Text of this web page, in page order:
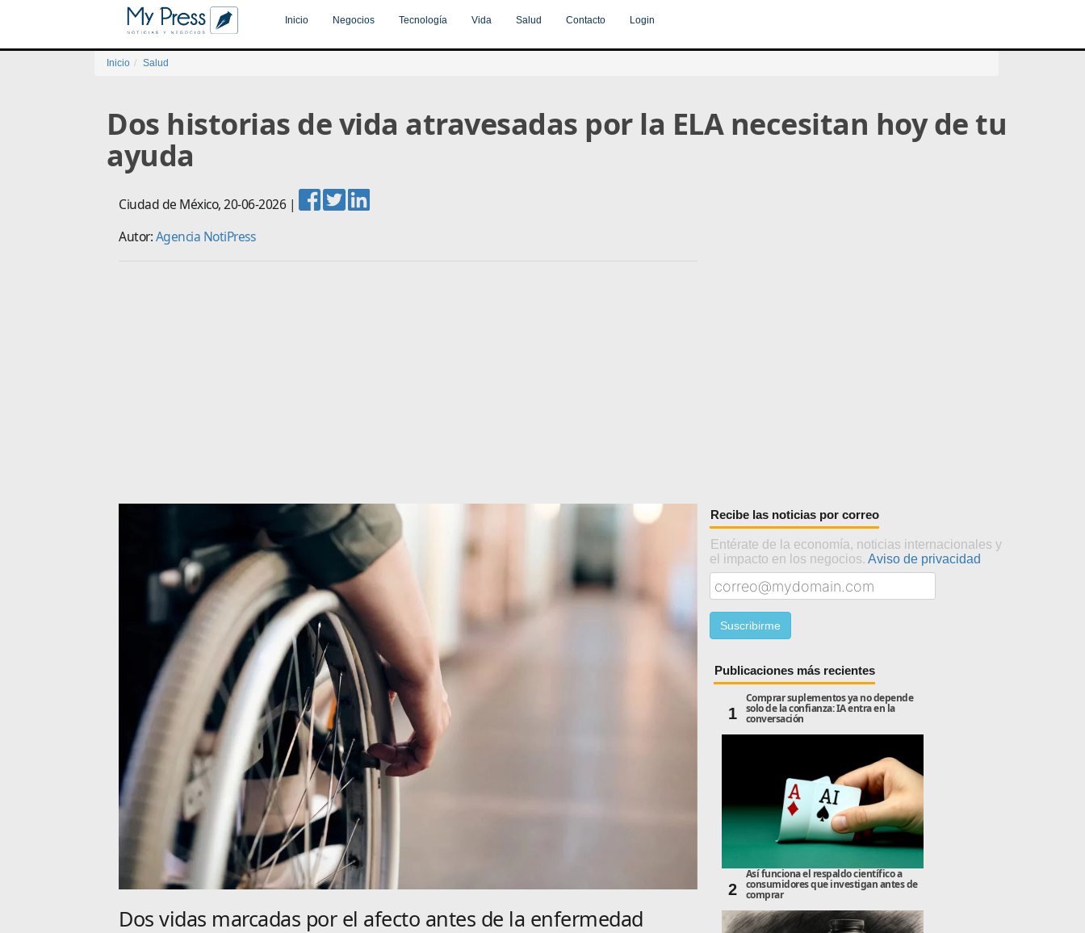
Inicio Negocios Tecnología Vida Salud Contacto Login
Inicio Salud
Dos historias de vida atravesadas por la ELA necesitan hoy de tu
ayuda
Ciudad de México,20-06-2026|
Autor:Agencia NotiPress
Dos vidas marcadas por el afecto antes de la enfermedad
Recibe las noticias por correo
Entérate de la economía, noticias internacionales y
el impacto en los negocios. Aviso de privacidad
Publicaciones más recientes
1
Comprar suplementos ya no depende
solo de la confianza: IA entra en la
conversación
2
Así funciona el respaldo científico a
consumidores que investigan antes de
comprar